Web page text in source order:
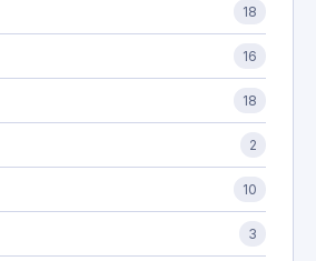
18
16
18
2
10
3